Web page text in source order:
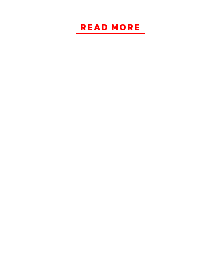
READ MORE